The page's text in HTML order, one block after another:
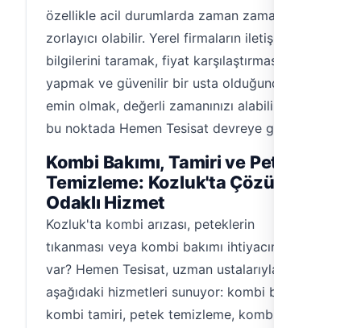
özellikle acil durumlarda zaman zaman
zorlayıcı olabilir. Yerel firmaların iletişim
bilgilerini taramak, fiyat karşılaştırması
yapmak ve güvenilir bir usta olduğundan
emin olmak, değerli zamanınızı alabilir. İşte
bu noktada Hemen Tesisat devreye giriyor.
Kombi Bakımı, Tamiri ve Petek
Temizleme: Kozluk'ta Çözüm
Odaklı Hizmet
Kozluk'ta kombi arızası, peteklerin
tıkanması veya kombi bakımı ihtiyacınız mı
var? Hemen Tesisat, uzman ustalarıyla
aşağıdaki hizmetleri sunuyor: kombi bakımı,
kombi tamiri, petek temizleme, kombi